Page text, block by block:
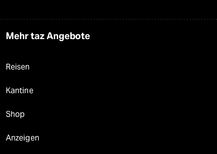
Mehr taz Angebote
Reisen
Kantine
Shop
Anzeigen